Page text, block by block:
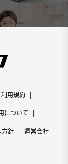
利用規約
について
針 運営会社